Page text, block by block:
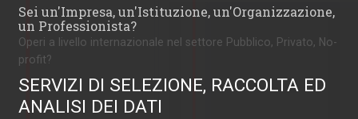
Sei un'Impresa, un'Istituzione, un'Organizzazione,
un Professionista?
Operi a livello internazionale nel settore Pubblico, Privato, No-
profit?
SERVIZI DI SELEZIONE, RACCOLTA ED
ANALISI DEI DATI